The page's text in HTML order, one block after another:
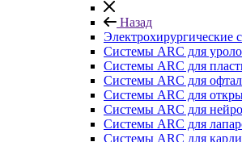
Назад
Электрохирургические
Системы ARC для
Системы ARC для
Системы ARC для
Системы ARC для
Системы ARC для
Системы ARC для
Системы ARC для